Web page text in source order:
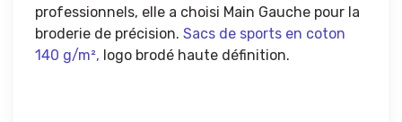
professionnels, elle a choisi Main Gauche pour la
broderie de précision. Sacs de sports en coton
140 g/m², logo brodé haute définition.